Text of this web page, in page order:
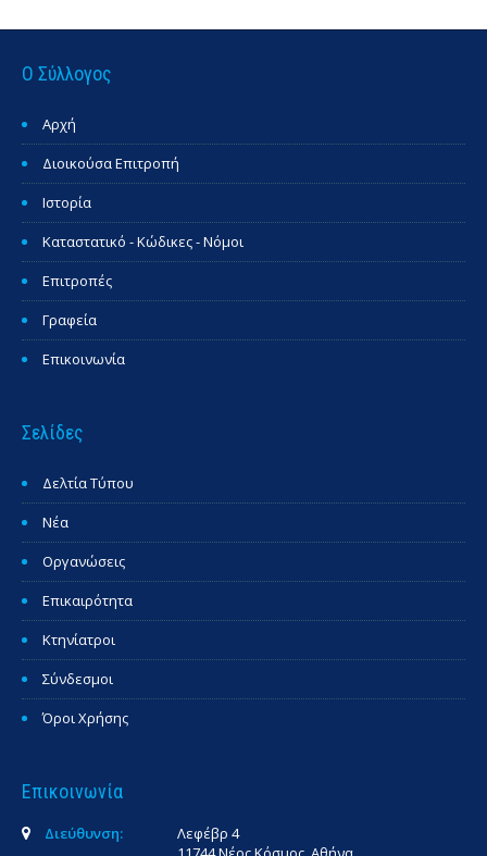
Ο Σύλλογος
Αρχή
Διοικούσα Επιτροπή
Ιστορία
Καταστατικό - Κώδικες - Νόμοι
Επιτροπές
Γραφεία
Επικοινωνία
Σελίδες
Δελτία Τύπου
Νέα
Οργανώσεις
Επικαιρότητα
Κτηνίατροι
Σύνδεσμοι
Όροι Χρήσης
Επικοινωνία
Διεύθυνση:
Λεφέβρ 4